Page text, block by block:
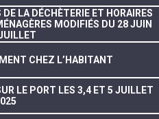
LA DÉCHÈTERIE ET HORAIRES
MODIFIÉS DU 28 JUIN
CHEZ L’HABITANT
LE PORT LES 3,4 ET 5 JUILLET